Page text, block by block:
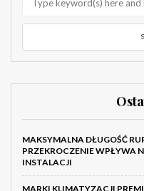
MAKSYMALNA DŁUGOŚĆ
PRZEKROCZENIE WPŁYWA
INSTALACJI
MARKI KLIMATYZACJI